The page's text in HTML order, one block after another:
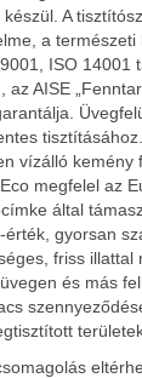
A
a természeti
ISO 14001
AISE
vízálló kemény
megfelel az
által
gyorsan
friss illattal
és más